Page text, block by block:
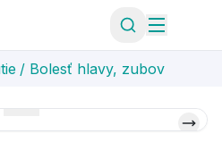
/ Bolesť hlavy, zubov